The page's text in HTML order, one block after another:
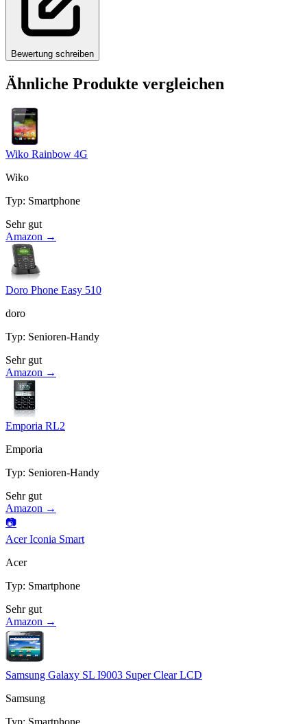
Bewertung schreiben
Ähnliche Produkte vergleichen
Wiko Rainbow 4G
Wiko
Typ: Smartphone
Sehr gut
Amazon →
Doro Phone Easy 510
doro
Typ: Senioren-Handy
Sehr gut
Amazon →
Emporia RL2
Emporia
Typ: Senioren-Handy
Sehr gut
Amazon →
📷
Acer Iconia Smart
Acer
Typ: Smartphone
Sehr gut
Amazon →
Samsung Galaxy SL I9003 Super Clear LCD
Samsung
Typ: Smartphone